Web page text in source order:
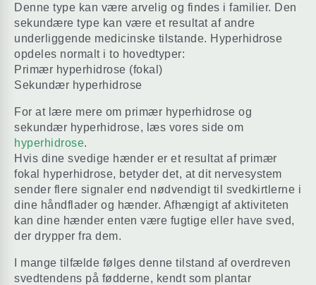
Denne type kan være arvelig og findes i familier. Den
sekundære type kan være et resultat af andre
underliggende medicinske tilstande. Hyperhidrose
opdeles normalt i to hovedtyper:
Primær hyperhidrose (fokal)
Sekundær hyperhidrose
For at lære mere om primær hyperhidrose og
sekundær hyperhidrose, læs vores side om
hyperhidrose.
Hvis dine svedige hænder er et resultat af primær
fokal hyperhidrose, betyder det, at dit nervesystem
sender flere signaler end nødvendigt til svedkirtlerne i
dine håndflader og hænder. Afhængigt af aktiviteten
kan dine hænder enten være fugtige eller have sved,
der drypper fra dem.
I mange tilfælde følges denne tilstand af overdreven
svedtendens på fødderne, kendt som plantar